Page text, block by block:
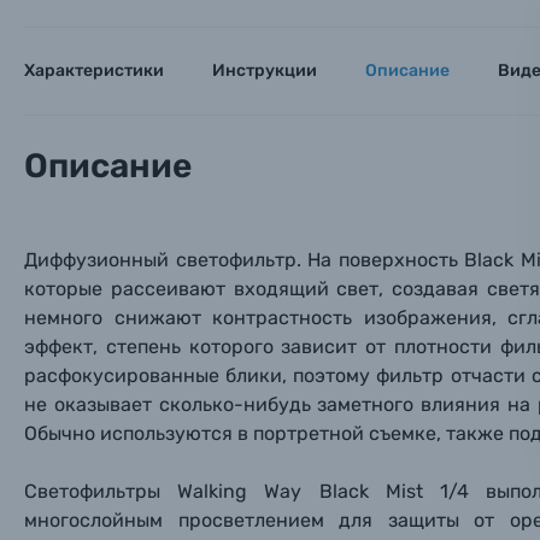
Аксессуары для фото и видеокамер
Материалы
Осветительное оборудование
Фоторамки
Вами с
Нажимая
Характеристики Инструкции Описание
Описание
Диффузионный светофильтр. На поверхность Black
которые рассеивают входящий свет, создавая
немного снижают контрастность изображения,
эффект, степень которого зависит от плотности
расфокусированные блики, поэтому фильтр
не оказывает сколько-нибудь заметного влияния
Обычно используются в портретной съемке, также
СветофильтрыWalking Way Black Mist 1/4
многослойным просветлением для защиты от